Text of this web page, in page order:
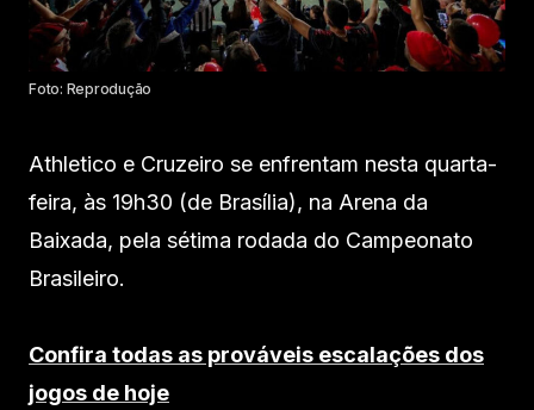
Foto: Reprodução
Athletico e Cruzeiro se enfrentam nesta quarta-
feira, às 19h30 (de Brasília), na Arena da
Baixada, pela sétima rodada do Campeonato
Brasileiro.
Confira todas as prováveis escalações dos
jogos de hoje